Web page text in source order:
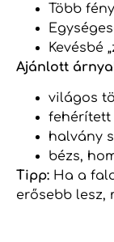
Több
Kevésbé
Ajánlott
világos
fehérített
halvány
bézs,
Tipp: Ha a
erősebb lesz,